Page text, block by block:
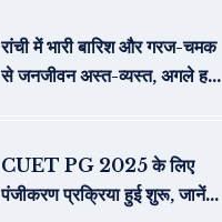
रांची में भारी बारिश और गरज-चमक
से जनजीवन अस्त-व्यस्त, अगले हफ्ते
CUET PG 2025 के लिए
पंजीकरण प्रक्रिया हुई शुरू, जानें